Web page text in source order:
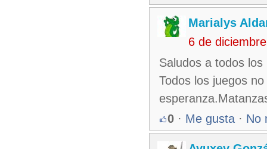
Marialys
6 de
Saludos a todos
Todos los juegos
0 · Me gusta · No